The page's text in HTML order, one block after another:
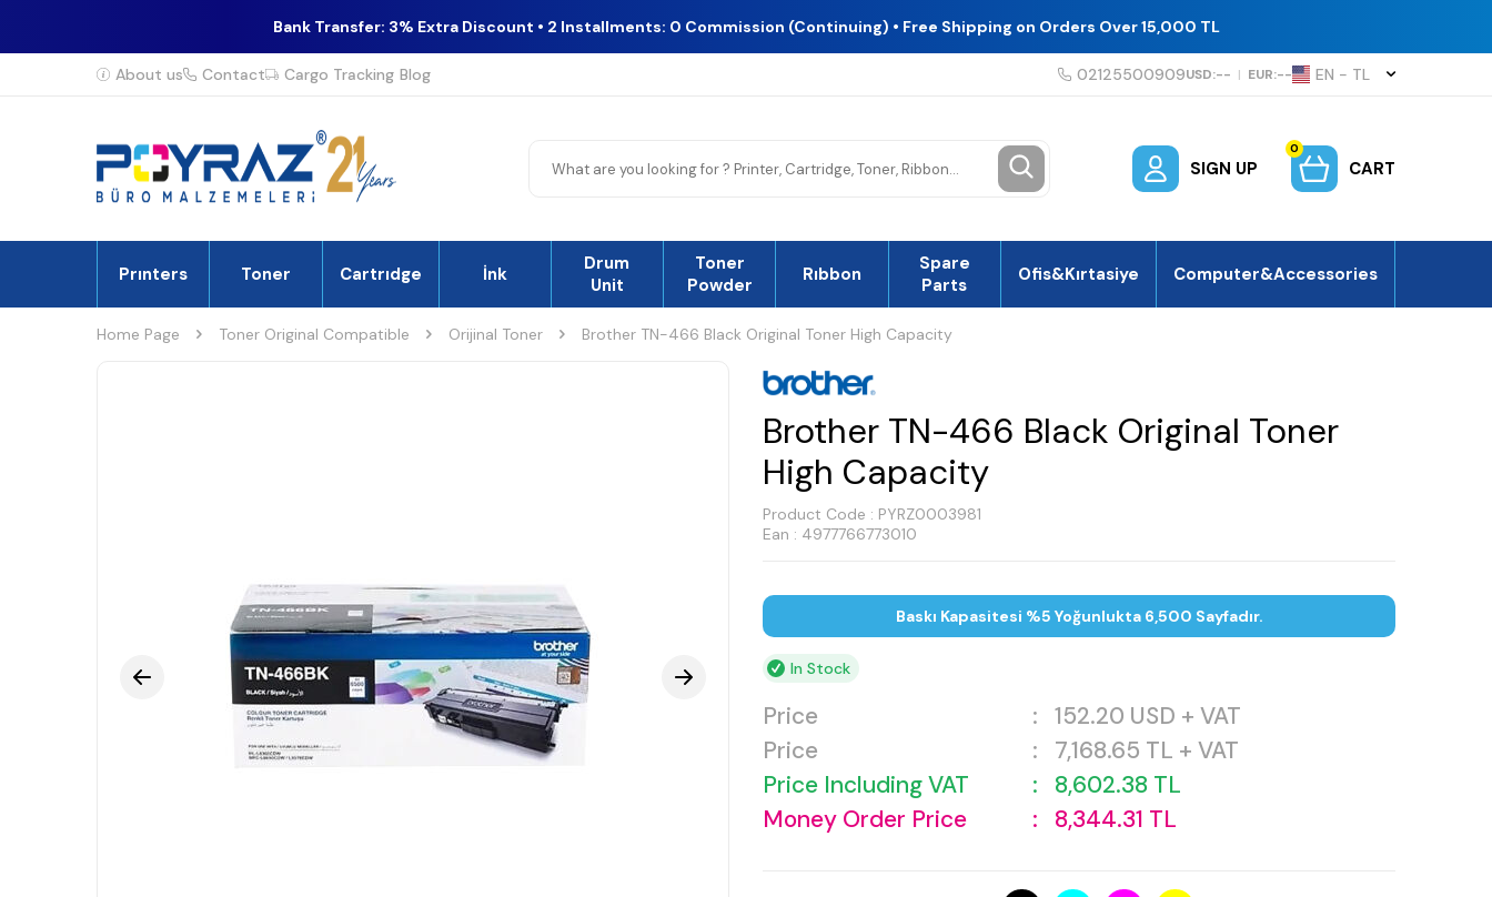
Bank Transfer: 3% Extra Discount • 2 Installments: 0 Commission (Continuing) • Free Shipping on Orders Over 15,000 TL
About us Contact Cargo Tracking Blog 02125500909USD:-- | EUR:-- EN − TL
SIGN UP
0
CART
Prınters Toner Cartrıdge İnk
Drum
Unit
Toner
Powder
Rıbbon
Spare
Parts
Ofis&Kırtasiye Computer&Accessories
Home Page Toner Original Compatible Orijinal Toner Brother TN-466 Black Original Toner High Capacity
Brother TN-466 Black Original Toner
High Capacity
Product Code : PYRZ0003981
Ean : 4977766773010
Baskı Kapasitesi %5 Yoğunlukta 6,500 Sayfadır.
In Stock
Price : 152.20 USD + VAT
Price
: 7,168.65 TL + VAT
Price Including VAT
: 8,602.38 TL
Money Order Price
: 8,344.31 TL